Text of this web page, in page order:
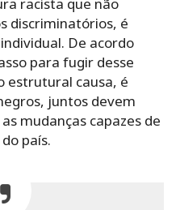
racista que não
discriminatórios, é
De acordo
para fugir desse
estrutural causa, é
juntos devem
mudanças capazes de
país.